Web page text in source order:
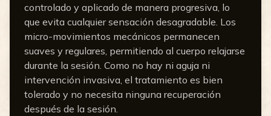
controlado y aplicado de manera progresiva, lo
que evita cualquier sensación desagradable. Los
micro-movimientos mecánicos permanecen
suaves y regulares, permitiendo al cuerpo relajarse
durante la sesión. Como no hay ni aguja ni
intervención invasiva, el tratamiento es bien
tolerado y no necesita ninguna recuperación
después de la sesión.